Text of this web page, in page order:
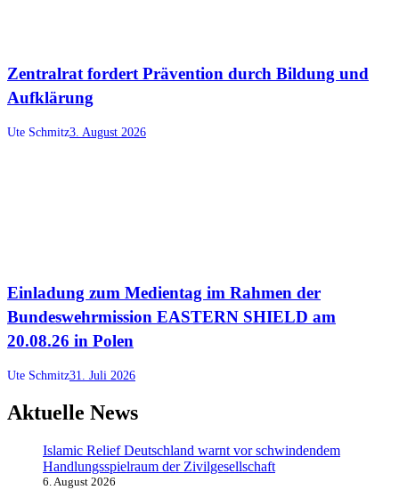
Zentralrat fordert Prävention durch Bildung und
Aufklärung
Ute Schmitz3. August 2026
Einladung zum Medientag im Rahmen der
Bundeswehrmission EASTERN SHIELD am
20.08.26 in Polen
Ute Schmitz31. Juli 2026
Aktuelle News
Islamic Relief Deutschland warnt vor schwindendem
Handlungsspielraum der Zivilgesellschaft
6. August 2026